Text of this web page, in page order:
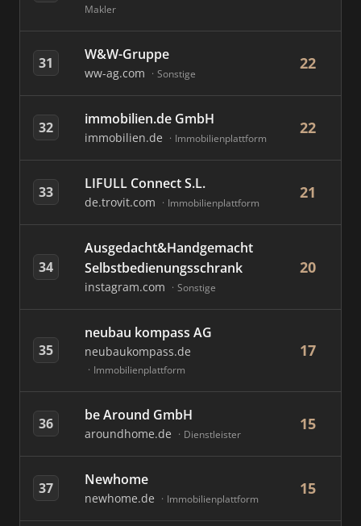
Makler
31 W&W-Gruppe
ww-ag.com Sonstige
22
32 immobilien.de GmbH
immobilien.de Immobilienplattform
22
33 LIFULL Connect S.L.
de.trovit.com Immobilienplattform
21
34
Ausgedacht&Handgemacht
Selbstbedienungsschrank
instagram.com Sonstige
20
35
neubau kompass AG
neubaukompass.de
Immobilienplattform
17
36 be Around GmbH
aroundhome.de Dienstleister
15
37 Newhome
newhome.de Immobilienplattform
15